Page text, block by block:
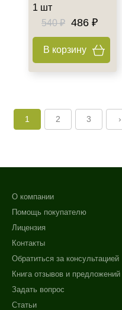
1 шт
540 ₽ 486 ₽
В корзину
1 2 3 ›
О компании
Помощь покупателю
Лицензия
Контакты
Обратиться за консультацией
Книга отзывов и предложений
Задать вопрос
Статьи